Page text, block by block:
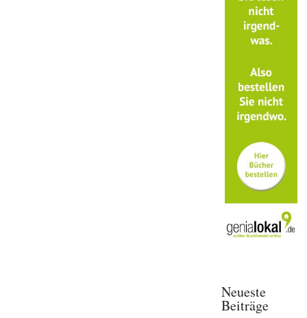
Neueste
Beiträge